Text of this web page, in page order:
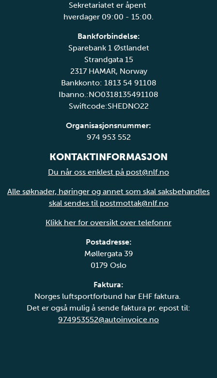
Sekretariatet er åpent
hverdager 09:00 - 15:00.
Bankforbindelse:
Sparebank 1 Østlandet
Strandgata 15
2317 HAMAR, Norway
Bankkonto: 1813 54 91108
Ibanno.:NO0318135491108
Swiftcode:SHEDNO22
Organisasjonsnummer:
974 953 552
KONTAKTINFORMASJON
Du når oss enklest på post@nlf.no
Alle søknader, høringer og annet som skal saksbehandles
skal sendes til postmottak@nlf.no
Klikk her for oversikt over telefonnr
Postadresse:
Møllergata 39
0179 Oslo
Faktura:
Norges luftsportforbund har EHF faktura.
Det er også mulig å sende faktura pr. epost til:
974953552@autoinvoice.no